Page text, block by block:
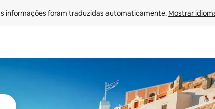
informações foram traduzidas automaticamente. Mostrar